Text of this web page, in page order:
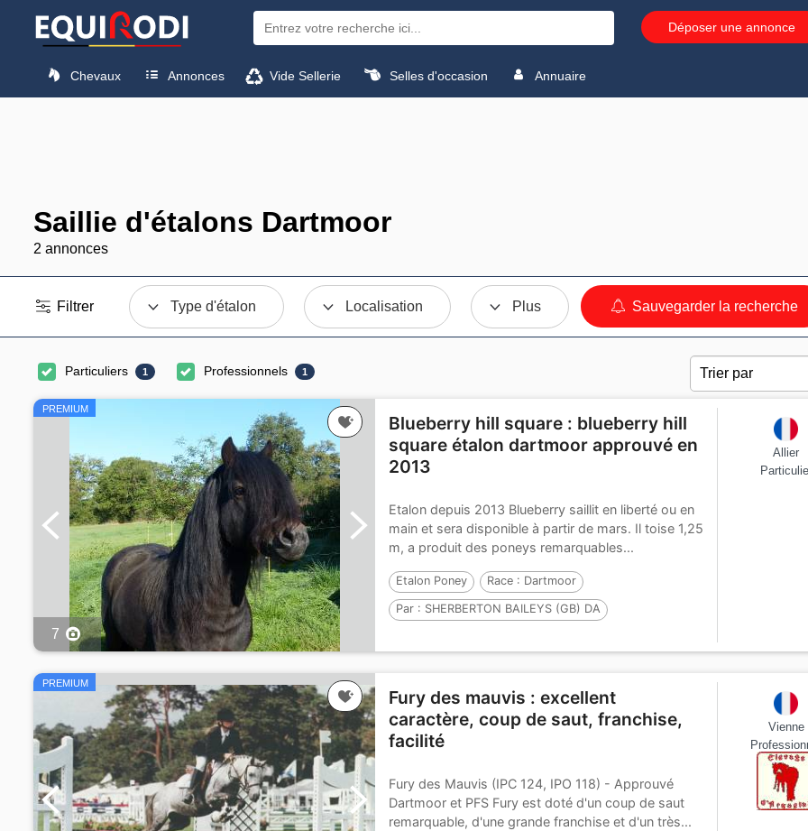
Déposer une annonce
Chevaux Annonces Vide Sellerie Selles d'occasion Annuaire
Saillie d'étalons Dartmoor
2 annonces
Filtrer Type d'étalon Localisation Plus Sauvegarder la recherche
Particuliers 1 Professionnels 1
PREMIUM
7
Blueberry hill square : blueberry hill
square étalon dartmoor approuvé en
2013
Etalon depuis 2013 Blueberry saillit en liberté ou en
main et sera disponible à partir de mars. Il toise 1,25
m, a produit des poneys remarquables...
Etalon Poney Race : Dartmoor
Par : SHERBERTON BAILEYS (GB) DA
Allier
PREMIUM
Fury des mauvis : excellent
caractère, coup de saut, franchise,
facilité
Fury des Mauvis (IPC 124, IPO 118) - Approuvé
Dartmoor et PFS Fury est doté d'un coup de saut
remarquable, d'une grande franchise et d'un très...
Vienne